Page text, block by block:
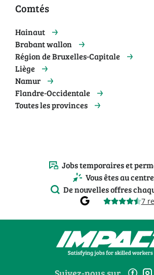
Comtés
Hainaut
Brabant wallon
Région de Bruxelles-Capitale
Liège
Namur
Flandre-Occidentale
Toutes les provinces
Jobs temporaires et
Vous êtes au centre
De nouvelles offres
7